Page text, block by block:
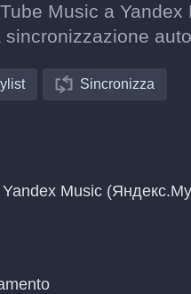
Music a
Sincronizza
Music